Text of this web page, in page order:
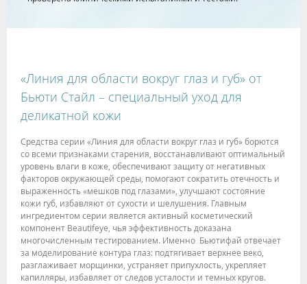
«Линия для области вокруг глаз и губ» от
Бьюти Стайл – специальный уход для
деликатной кожи
Средства серии «Линия для области вокруг глаз и губ» борются
со всеми признаками старения, восстанавливают оптимальный
уровень влаги в коже, обеспечивают защиту от негативных
факторов окружающей среды, помогают сократить отечность и
выраженность «мешков под глазами», улучшают состояние
кожи губ, избавляют от сухости и шелушения. Главным
ингредиентом серии является активный косметический
компонент Beautifeye, чья эффективность доказана
многочисленным тестированием. Именно Бьютифай отвечает
за моделирование контура глаз: подтягивает верхнее веко,
разглаживает морщинки, устраняет припухлость, укрепляет
капилляры, избавляет от следов усталости и темных кругов.